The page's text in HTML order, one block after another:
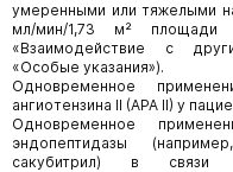
умеренными или тяжелыми
мл/мин/1,73 м² площади
«Взаимодействие с
«Особые указания»).
Одновременное
ангиотензина II (АРА II) у
Одновременное
эндопептидазы
сакубитрил) в